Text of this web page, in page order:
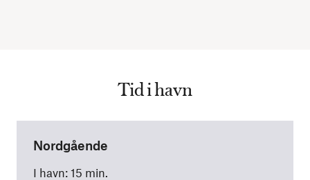
Tid i havn
Nordgående
I havn: 15 min.